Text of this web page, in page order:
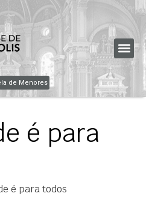
de Menores
é para
é para todos